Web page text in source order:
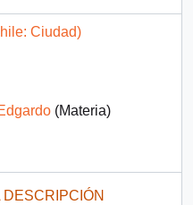
Ciudad)
(Materia)